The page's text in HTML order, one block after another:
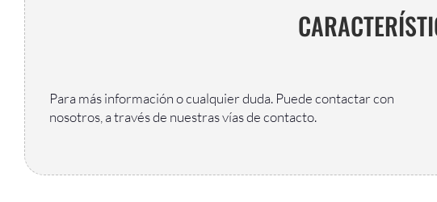
Para más información o cualquier duda. Puede contactar con
nosotros, a través de nuestras vías de contacto.